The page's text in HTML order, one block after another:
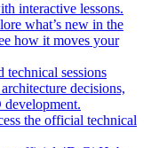
interactive lessons.
what’s new in the
how it moves your
technical sessions
decisions,
development.
the official technical